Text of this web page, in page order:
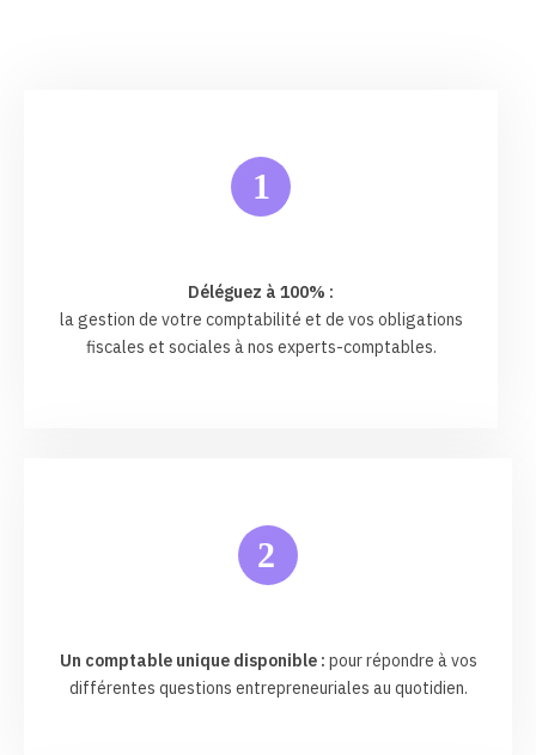
1
Déléguez à 100% :
la gestion de votre comptabilité et de vos obligations
fiscales et sociales à nos experts-comptables.
2
Un comptable unique disponible : pour répondre à vos
différentes questions entrepreneuriales au quotidien.